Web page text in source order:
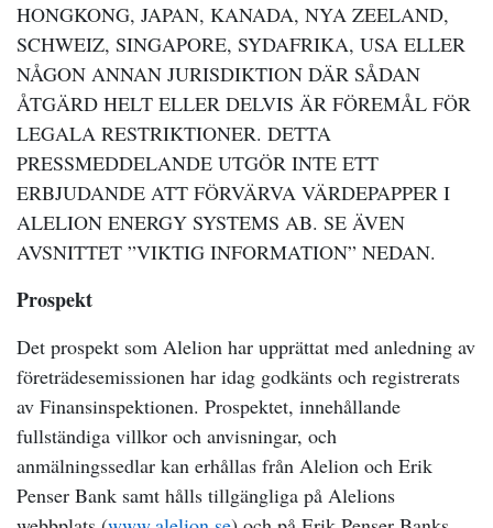
HONGKONG, JAPAN, KANADA, NYA ZEELAND,
SCHWEIZ, SINGAPORE, SYDAFRIKA, USA ELLER
NÅGON ANNAN JURISDIKTION DÄR SÅDAN
ÅTGÄRD HELT ELLER DELVIS ÄR FÖREMÅL FÖR
LEGALA RESTRIKTIONER. DETTA
PRESSMEDDELANDE UTGÖR INTE ETT
ERBJUDANDE ATT FÖRVÄRVA VÄRDEPAPPER I
ALELION ENERGY SYSTEMS AB. SE ÄVEN
AVSNITTET ”VIKTIG INFORMATION” NEDAN.
Prospekt
Det prospekt som Alelion har upprättat med anledning av
företrädesemissionen har idag godkänts och registrerats
av Finansinspektionen. Prospektet, innehållande
fullständiga villkor och anvisningar, och
anmälningssedlar kan erhållas från Alelion och Erik
Penser Bank samt hålls tillgängliga på Alelions